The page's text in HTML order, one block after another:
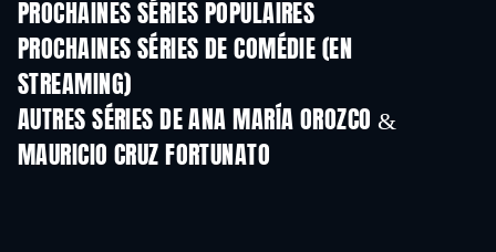
PROCHAINES SÉRIES POPULAIRES
Série Série
PROCHAINES SÉRIES DE COMÉDIE (EN
STREAMING)Saison 6
AUTRES SÉRIES DE ANA MARÍA OROZCO &
MAURICIO CRUZ FORTUNATO
Série